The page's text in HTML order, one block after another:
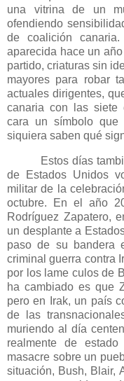
una vitrina de un
ofendiendo
de coalición
aparecida hace un
partido, criaturas sin
mayores para robar
actuales dirigentes,
canaria con las siete
cara un símbolo
siquiera saben qué
Estos días
de Estados Unidos
militar de la
octubre. En el año
Rodríguez Zapatero,
un desplante a
paso de su bandera
criminal guerra contra
por los lame culos de
ha cambiado es que
pero en Irak, un país
de las
muriendo al día
realmente de
masacre sobre un
situación, Bush, Blair,